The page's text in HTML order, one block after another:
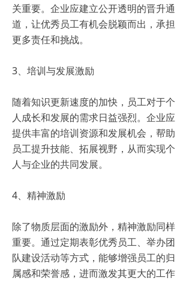
关重要。企业应建立公开透明的晋升通
道，让优秀员工有机会脱颖而出，承担
更多责任和挑战。
3、培训与发展激励
随着知识更新速度的加快，员工对于个
人成长和发展的需求日益强烈。企业应
提供丰富的培训资源和发展机会，帮助
员工提升技能、拓展视野，从而实现个
人与企业的共同发展。
4、精神激励
除了物质层面的激励外，精神激励同样
重要。通过定期表彰优秀员工、举办团
队建设活动等方式，能够增强员工的归
属感和荣誉感，进而激发其更大的工作